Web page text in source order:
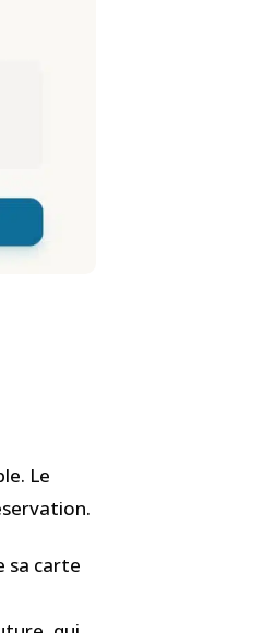
Le
sa carte